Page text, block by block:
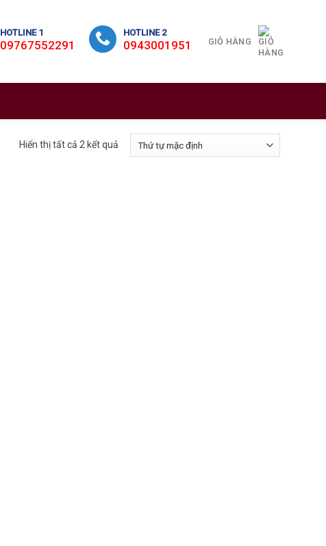
HOTLINE 1
09767552291
HOTLINE 2
0943001951 GIỎ HÀNG
Hiển thị tất cả 2 kết quả